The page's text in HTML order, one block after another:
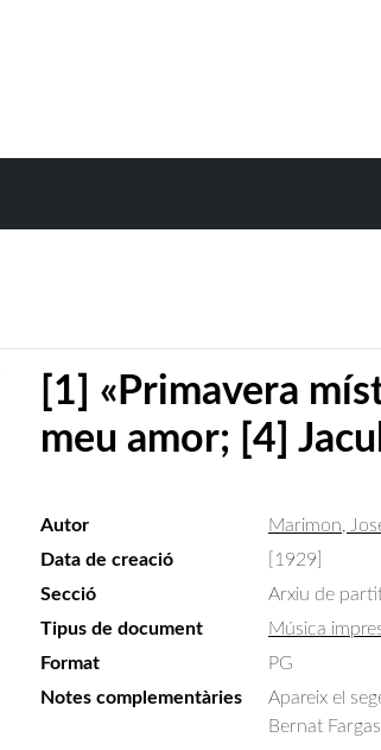
[1] «Primavera
meu amor; [4]
Autor Marimon,
Data de creació
[1929]
Secció
Arxiu de
Tipus de document
Música
Format
PG
Notes complementàries
Apareix el
Bernat